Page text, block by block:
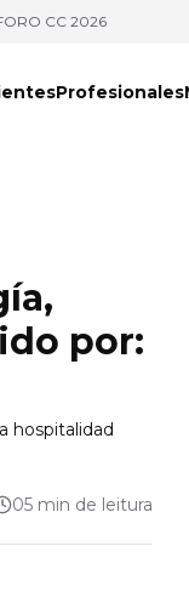
CC 2026
Profesionales
por:
hospitalidad
05 min de leitura